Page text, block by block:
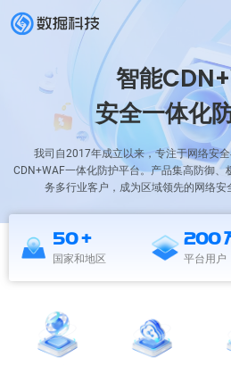
智能
安全一体化
我司自2017年成立以来，专注于网络安
CDN+WAF一体化防护平台。产品集高防御
务多行业客户，成为区域领先的网络安
50 +
国家和地区
200
平台用户